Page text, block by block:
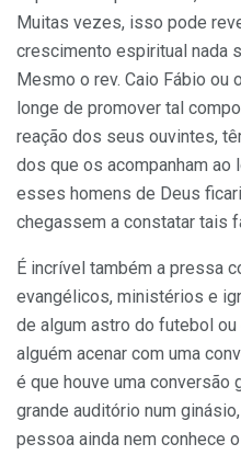
Muitas vezes, isso pode
crescimento espiritual nada
Mesmo o rev. Caio Fábio ou
longe de promover tal
reação dos seus ouvintes,
dos que os acompanham ao
esses homens de Deus
chegassem a constatar tais
É incrível também a pressa
evangélicos, ministérios e
de algum astro do futebol
alguém acenar com uma
é que houve uma conversão
grande auditório num
pessoa ainda nem conhece